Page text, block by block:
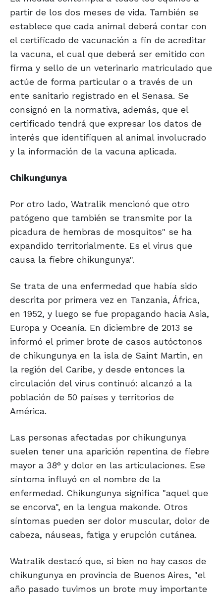
partir de los dos meses de vida. También se
establece que cada animal deberá contar con
el certificado de vacunación a fin de acreditar
la vacuna, el cual que deberá ser emitido con
firma y sello de un veterinario matriculado que
actúe de forma particular o a través de un
ente sanitario registrado en el Senasa. Se
consignó en la normativa, además, que el
certificado tendrá que expresar los datos de
interés que identifiquen al animal involucrado
y la información de la vacuna aplicada.
Chikungunya
Por otro lado, Watralik mencionó que otro
patógeno que también se transmite por la
picadura de hembras de mosquitos" se ha
expandido territorialmente. Es el virus que
causa la fiebre chikungunya".
Se trata de una enfermedad que había sido
descrita por primera vez en Tanzania, África,
en 1952, y luego se fue propagando hacia Asia,
Europa y Oceanía. En diciembre de 2013 se
informó el primer brote de casos autóctonos
de chikungunya en la isla de Saint Martin, en
la región del Caribe, y desde entonces la
circulación del virus continuó: alcanzó a la
población de 50 países y territorios de
América.
Las personas afectadas por chikungunya
suelen tener una aparición repentina de fiebre
mayor a 38° y dolor en las articulaciones. Ese
síntoma influyó en el nombre de la
enfermedad. Chikungunya significa "aquel que
se encorva", en la lengua makonde. Otros
síntomas pueden ser dolor muscular, dolor de
cabeza, náuseas, fatiga y erupción cutánea.
Watralik destacó que, si bien no hay casos de
chikungunya en provincia de Buenos Aires, "el
año pasado tuvimos un brote muy importante